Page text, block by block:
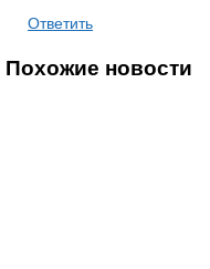
Ответить
Похожие новости